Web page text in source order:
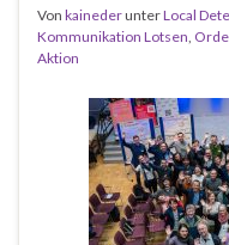
Von kainederunterLocal
Kommunikation Lotsen
Aktion